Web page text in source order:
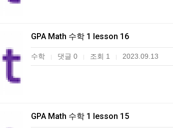
GPA Math 수학 1 lesson 16
수학 | 댓글 0 | 조회 1 | 2023.09.13
GPA Math 수학 1 lesson 15